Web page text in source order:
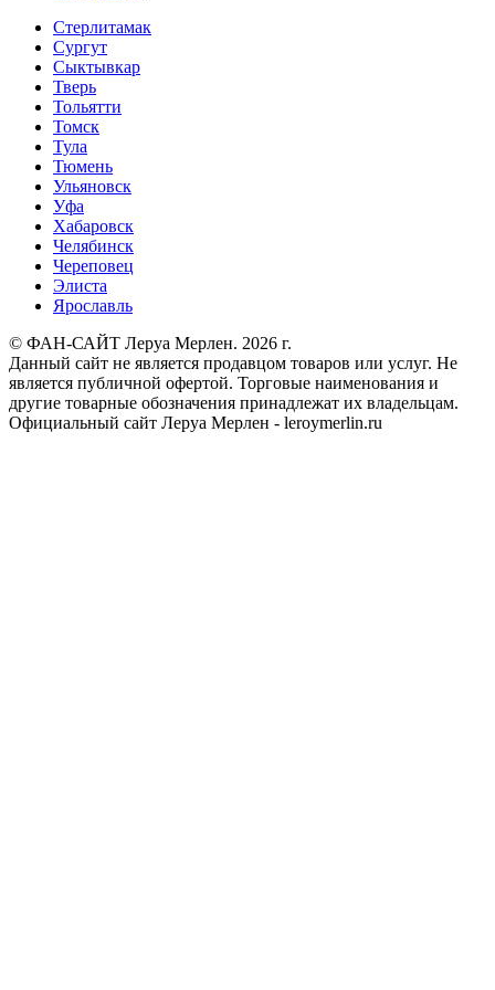
Стерлитамак
Сургут
Сыктывкар
Тверь
Тольятти
Томск
Тула
Тюмень
Ульяновск
Уфа
Хабаровск
Челябинск
Череповец
Элиста
Ярославль
© ФАН-САЙТ Леруа Мерлен. 2026 г.
Данный сайт не является продавцом товаров или услуг. Не
является публичной офертой. Торговые наименования и
другие товарные обозначения принадлежат их владельцам.
Официальный сайт Леруа Мерлен - leroymerlin.ru